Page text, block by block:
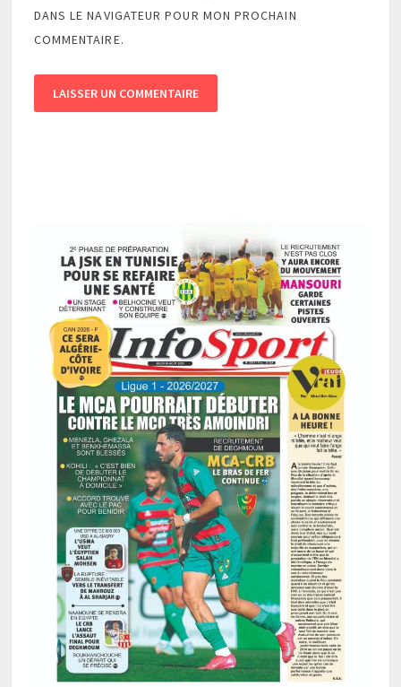
DANS LE NAVIGATEUR POUR MON PROCHAIN
COMMENTAIRE.